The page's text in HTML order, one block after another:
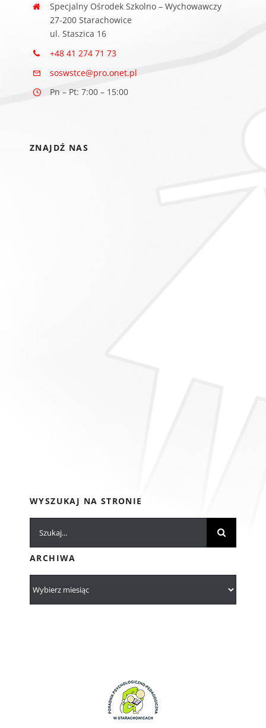
Specjalny Ośrodek Szkolno – Wychowawczy
27-200 Starachowice
ul. Staszica 16
+48 41 274 71 73
soswstce@pro.onet.pl
Pn – Pt: 7:00 – 15:00
ZNAJDŹ NAS
WYSZUKAJ NA STRONIE
ARCHIWA